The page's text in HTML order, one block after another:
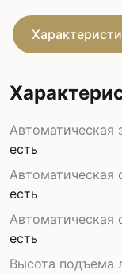
Автоматическая
есть
Автоматическая
есть
Автоматическая
есть
Высота подъема